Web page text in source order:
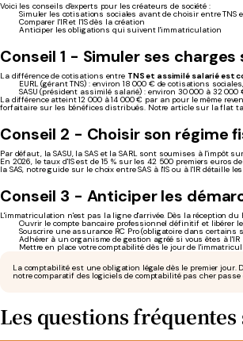
Voici les conseils d'experts pour les créateurs de société :
Simuler les cotisations sociales avant de choisir entre TNS
Comparer l'IR et l'IS dès la création
Anticiper les obligations qui suivent l'immatriculation
Conseil 1 - Simuler ses
La différence de cotisations entre TNS et assimilé salarié est
EURL (gérant TNS) : environ 18 000 € de cotisations
SASU (président assimilé salarié) : environ 30 000 à 32
La différence atteint 12 000 à 14 000 € par an pour le même
forfaitaire sur les bénéfices distribués. Notre article sur la flat
Conseil 2 - Choisir son régime
Par défaut, la SASU, la SAS et la SARL sont soumises à l'impôt
En 2026, le taux d'IS est de 15 % sur les 42 500 premiers euros
la SAS, notre guide sur le choix entre SAS à l'IS ou à l'IR détaille
Conseil 3 - Anticiper les
L'immatriculation n'est pas la ligne d'arrivée. Dès la réception du
Ouvrir le compte bancaire professionnel définitif et libérer
Souscrire une assurance RC Pro (obligatoire dans certains
Adhérer à un organisme de gestion agréé si vous êtes à l'IR
Mettre en place votre comptabilité dès le jour de
La comptabilité est une obligation légale dès le premier jour.
notre comparatif des logiciels de comptabilité pas cher
Les questions